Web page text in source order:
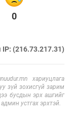
0
(216.73.217.31)
хариуцлага
зүй зохисгүй зарим
бусдын эрх ашгийг
устгах эрхтэй.